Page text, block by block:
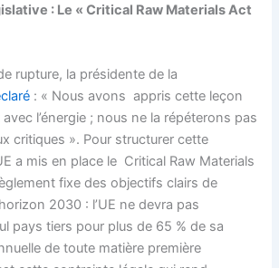
: Le « Critical Raw Materials Act
rupture, la présidente de la
: « Nous avons appris cette leçon
l’énergie ; nous ne la répéterons pas
critiques ». Pour structurer cette
a mis en place le Critical Raw Materials
fixe des objectifs clairs de
2030 : l’UE ne devra pas
pays tiers pour plus de 65 % de sa
de toute matière première